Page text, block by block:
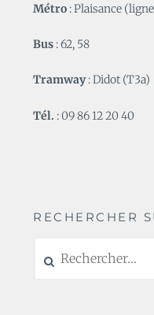
Métro : Plaisance
Bus : 62, 58
Tramway: Didot (T3a)
Tél. : 09 86 12 20 40
RECHERCHER